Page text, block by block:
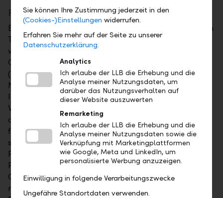
Frauen und Vorurteile
Beim ersten After-Work-Talk für Business-Frauen zum
Thema "Unconscious Bias: durch welche Brille sehen
wir die Welt?" begeisterte Dr. Ines Hartmann vom
Competence Centre for Diversity and Inclusion
(CCDI) der Universität St. Gallen rund 60
Netzwerkerinnen aus der Wirtschaft mit einem
Impuls-Referat zur Bedeutung von unbewussten
Vorurteilen. Diese Biases, so die Co-Director CCDI an
der HSG, beeinflussen unsere Fähigkeit, rational und
fair zu entscheiden. Andererseits helfen sie auch,
schnelle Entscheidungen zu treffen. "In
Führungspositionen und auf dem Weg dorthin sind
Frauen durch Biases eher benachteiligt. Einer der
Gründe ist, dass Führungsteams nach wie vor
männlich dominiert sind und diese unbewusst
Sie können Ihre Zustimmung jederzeit in den
(Cookies-)Einstellungen widerrufen.
Erfahren Sie mehr auf der Seite zu unserer
Datenschutzerklärung.
Analytics
Ich erlaube der LLB die Erhebung und die
Analyse meiner Nutzungsdaten, um
darüber das Nutzungsverhalten auf
dieser Website auszuwerten
Remarketing
Ich erlaube der LLB die Erhebung und die
Analyse meiner Nutzungsdaten sowie die
Verknüpfung mit Marketingplattformen
wie Google, Meta und LinkedIn, um
personalisierte Werbung anzuzeigen.
Einwilligung in folgende Verarbeitungszwecke
Ungefähre Standortdaten verwenden.